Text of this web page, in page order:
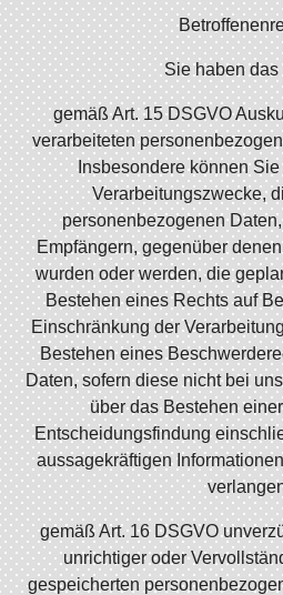
Sie haben das
gemäß Art. 15 DSGVO
verarbeiteten
Insbesondere können
Verarbeitungszwecke,
personenbezogenen
Empfängern, gegenüber
wurden oder werden, die
Bestehen eines Rechts auf
Einschränkung der
Bestehen eines
Daten, sofern diese nicht bei
über das Bestehen
Entscheidungsfindung
aussagekräftigen
gemäß Art. 16 DSGVO
unrichtiger oder
gespeicherten